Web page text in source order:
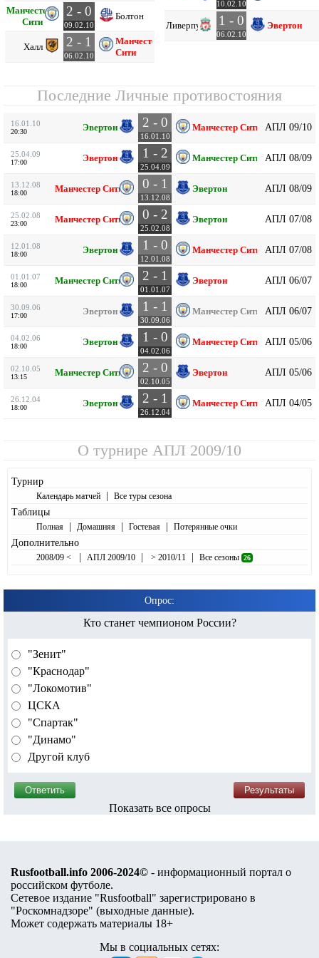
Манчестер
Сити
2 - 0
09.02.10
Болтон
Халл 2 - 1
06.02.10
Манчестер
Сити
10.02.10
Ливерпуль 1 - 0
06.02.10
Эвертон
Последние Личные противостояния
16.01.10
20:30 Эвертон 2 - 0
16.01.10
Манчестер Сити АПЛ 09/10
25.04.09
17:00 Эвертон 1 - 2
25.04.09
Манчестер Сити АПЛ 08/09
13.12.08
18:00 Манчестер Сити 0 - 1
13.12.08
Эвертон АПЛ 08/09
25.02.08
23:00 Манчестер Сити 0 - 2
25.02.08
Эвертон АПЛ 07/08
12.01.08
18:00 Эвертон 1 - 0
12.01.08
Манчестер Сити АПЛ 07/08
01.01.07
18:00 Манчестер Сити 2 - 1
01.01.07
Эвертон АПЛ 06/07
30.09.06
17:00 Эвертон 1 - 1
30.09.06
Манчестер Сити АПЛ 06/07
04.02.06
18:00 Эвертон 1 - 0
04.02.06
Манчестер Сити АПЛ 05/06
02.10.05
13:15 Манчестер Сити 2 - 0
02.10.05
Эвертон АПЛ 05/06
26.12.04
18:00 Эвертон 2 - 1
26.12.04
Манчестер Сити АПЛ 04/05
О турнире АПЛ 2009/10
Турнир
Календарь матчей | Все туры сезона
Таблицы
Полная | Домашняя | Гостевая | Потерянные очки
Дополнительно
2008/09 < | АПЛ 2009/10 | > 2010/11 | Все сезоны 26
Опрос:
Кто станет чемпионом России?
"Зенит"
"Краснодар"
"Локомотив"
ЦСКА
"Спартак"
"Динамо"
Другой клуб
Показать все опросы
Rusfootball.info 2006-2024© - информационный портал о
российском футболе.
Сетевое издание "Rusfootball" зарегистрировано в
"Роскомнадзоре" (выходные данные).
Может содержать материалы 18+
Мы в социальных сетях: